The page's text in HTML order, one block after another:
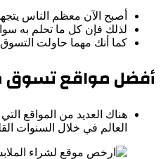
أصبح الآن معظم الناس
لذلك فإن كل ما تحلم به
كما أنك مهما حاولت التسوق
أفضل مواقع تسوق
هناك العديد من المواقع
العالم في خلال السنوات